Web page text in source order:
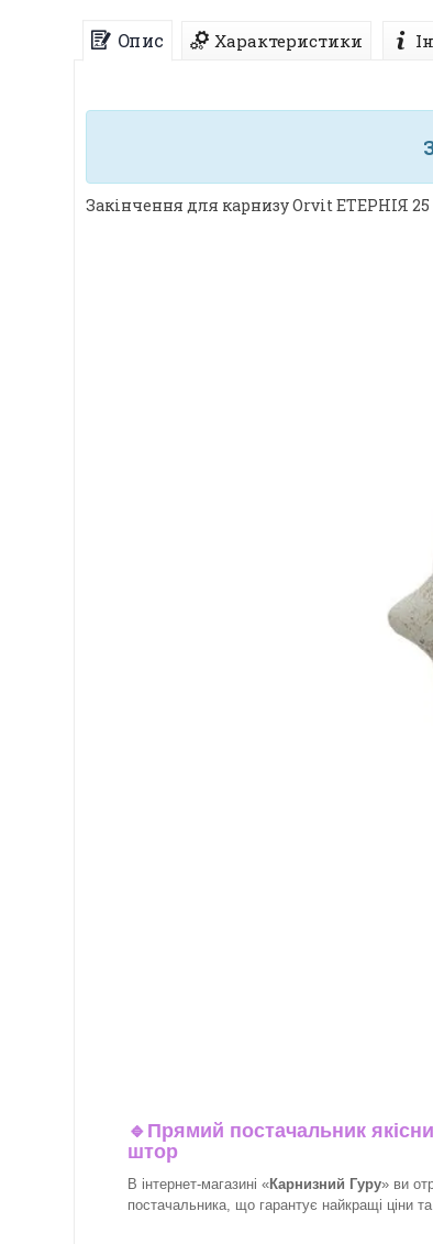
Опис Характеристики
Закінчення для карнизу Orvit ЕТЕРНІЯ
🔹 Прямий постачальник
штор
В інтернет-магазині «Карнизний Гуру» ви
постачальника, що гарантує найкращі ціни